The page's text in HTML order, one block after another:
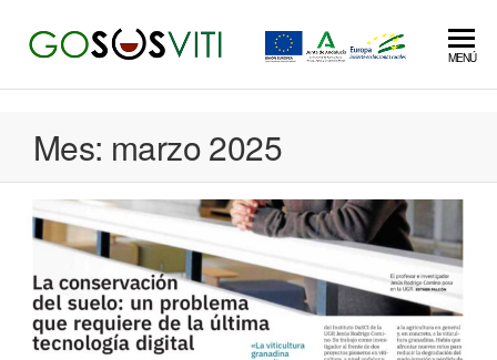
contenido
MENÚ
Mes: marzo 2025